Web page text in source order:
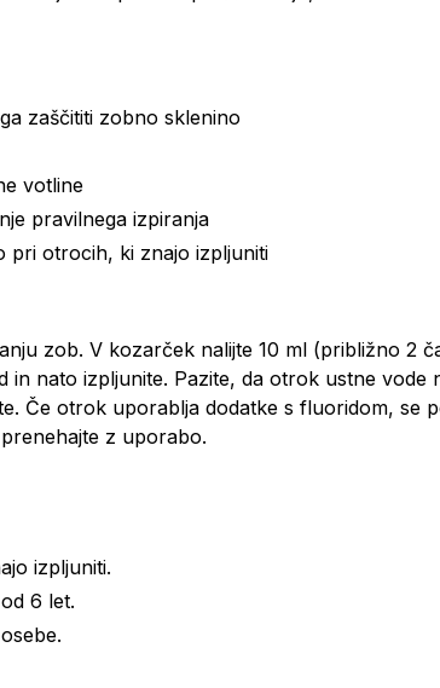
zaščititi zobno sklenino
votline
pravilnega izpiranja
pri otrocih, ki znajo izpljuniti
zob. V kozarček nalijte 10 ml (približno 2
in nato izpljunite. Pazite, da otrok ustne vode
Če otrok uporablja dodatke s fluoridom, se
z uporabo.
izpljuniti.
6 let.